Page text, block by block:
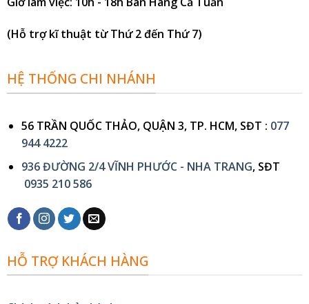
(Hỗ trợ kĩ thuật từ Thứ 2 đến Thứ 7)
HỆ THỐNG CHI NHÁNH
56 TRẦN QUỐC THẢO, QUẬN 3, TP. HCM, SĐT : 077
944 4222
936 ĐƯỜNG 2/4 VĨNH PHƯỚC - NHA TRANG, SĐT
0935 210 586
HỖ TRỢ KHÁCH HÀNG